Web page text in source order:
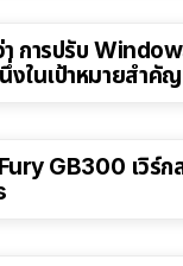
การปรับ
งในเป้าหมายสำคัญ
GB300 เวิร์ก